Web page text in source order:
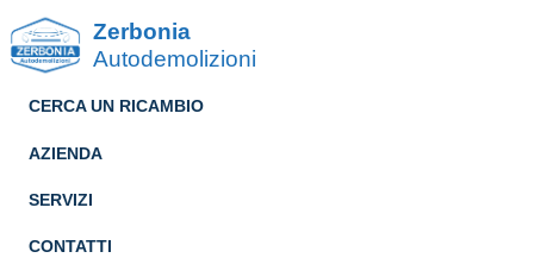
Zerbonia
Autodemolizioni
CERCA UN RICAMBIO
AZIENDA
SERVIZI
CONTATTI